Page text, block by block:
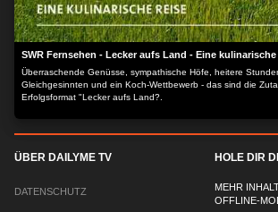
SWR Fernsehen - Lecker aufs Land - Eine kulinarische
Überraschende Genüsse, sympathische Höfe, heitere
Gleichgesinnten und ein Koch-Wettbewerb - das sind die
Erfolgsformat "Lecker aufs Land?.
ÜBER DAILYME TV
DATENSCHUTZ
HOLE DIR
MEHR
OFFLINE-